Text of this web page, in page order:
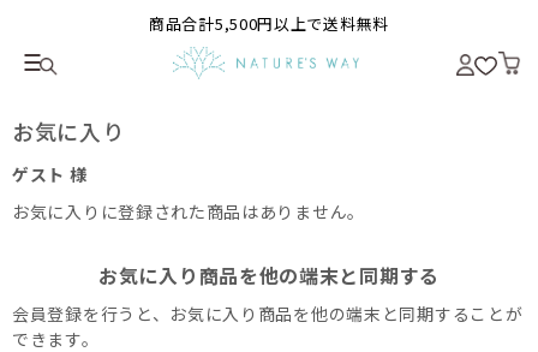
商品合計5,500円以上で送料無料
お気に入り
ゲスト 様
お気に入りに登録された商品はありません。
お気に入り商品を他の端末と同期する
会員登録を行うと、お気に入り商品を他の端末と同期することが
できます。